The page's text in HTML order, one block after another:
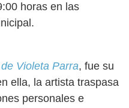
horas en las
Violeta Parra, fue su
ella, la artista traspasa
personales e